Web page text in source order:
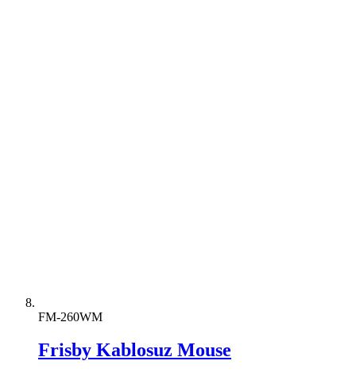
FM-260WM
Frisby Kablosuz Mouse